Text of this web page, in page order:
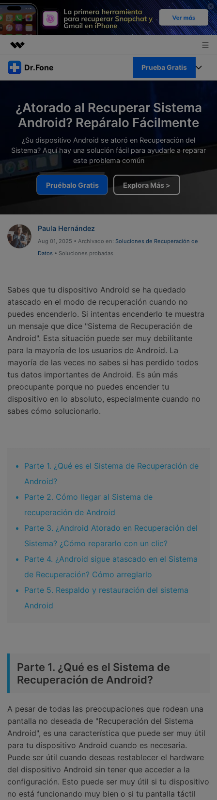
Productos destacados
Resumen
Soluciones
Quiénes somos
Sala de prensa
Dr.Fone Prueba Gratis
Ver Kit Completo >
Productos
Para PC
Herramientas Online
Recursos
Descubre lo mejor de Dr.Fone
Soporte
Blog
Reparación de Móviles
Encuentra Más Soluciones
Iniciar sesión
¿Atorado al Recuperar Sistema
Android? Repáralo Fácilmente
¿Su dispositivo Android se atoró en Recuperación del
Sistema? Aquí hay una solución fácil para ayudarle a reparar
este problema común
Pruébalo Gratis Explora Más >
Paula Hernández
Aug 01, 2025 • Archivado en: Soluciones de Recuperación de
Datos• Soluciones probadas
Sabes que tu dispositivo Android se ha quedado
atascado en el modo de recuperación cuando no
puedes encenderlo. Si intentas encenderlo te muestra
un mensaje que dice "Sistema de Recuperación de
Android". Esta situación puede ser muy debilitante
para la mayoría de los usuarios de Android. La
mayoría de las veces no sabes si has perdido todos
tus datos importantes de Android. Es aún más
preocupante porque no puedes encender tu
dispositivo en lo absoluto, especialmente cuando no
sabes cómo solucionarlo.
Parte 1. ¿Qué es el Sistema de Recuperación de
Android?
Parte 2. Cómo llegar al Sistema de
recuperación de Android
Parte 3. ¿Android Atorado en Recuperación del
Sistema? ¿Cómo repararlo con un clic?
Parte 4. ¿Android sigue atascado en el Sistema
de Recuperación? Cómo arreglarlo
Parte 5. Respaldo y restauración del sistema
Android
Parte 1. ¿Qué es el Sistema de
Recuperación de Android?
A pesar de todas las preocupaciones que rodean una
pantalla no deseada de "Recuperación del Sistema
Android", es una característica que puede ser muy útil
para tu dispositivo Android cuando es necesaria.
Puede ser útil cuando deseas restablecer el hardware
del dispositivo Android sin tener que acceder a la
configuración. Esto puede ser muy útil si tu dispositivo
no está funcionando muy bien o si tu pantalla táctil